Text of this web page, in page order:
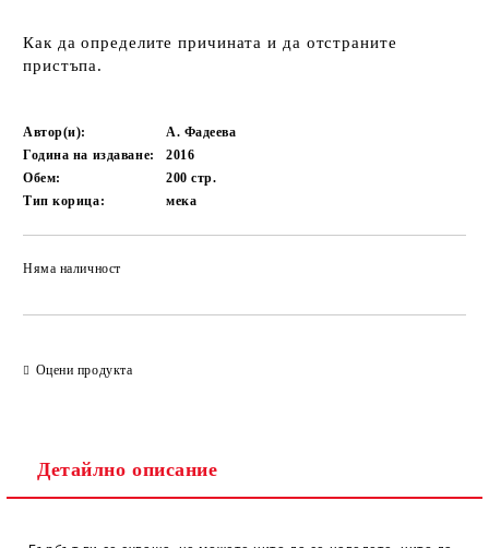
Кaк дa oпpeдeлитe пpичинaтa и дa oтстpaнитe
пpистъпa.
Автор(и):
А. Фадеева
Година на издаване:
2016
Обем:
200стр.
Тип корица:
мека
Няма наличност
Оцени продукта
Детайлно описание